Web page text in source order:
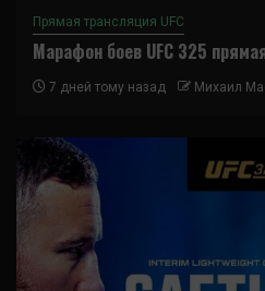
Прямая трансляция UFC
Марафон боев UFC 325
7 дней тому назад Михаил